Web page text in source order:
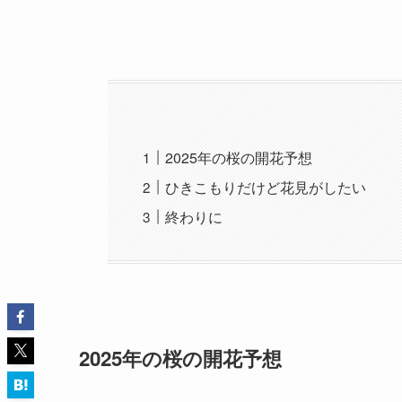
2025年の桜の開花予想
ひきこもりだけど花見がしたい
終わりに
2025年の桜の開花予想